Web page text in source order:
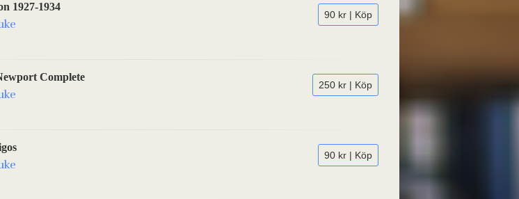
90 kr | Köp
1927-1934
250 kr | Köp
Complete
90 kr | Köp